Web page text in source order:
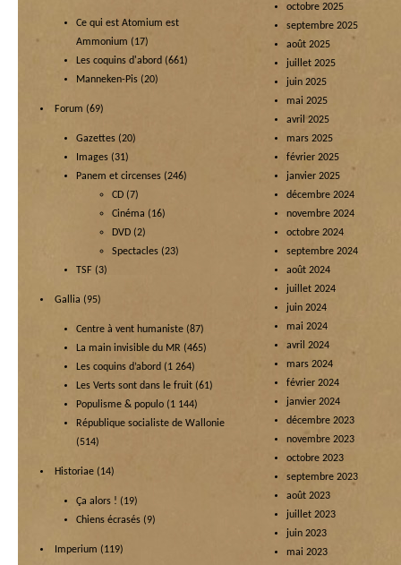
Ce qui est Atomium est
Ammonium (17)
Les coquins d'abord (661)
Manneken-Pis (20)
Forum (69)
Gazettes (20)
Images (31)
Panem et circenses (246)
CD (7)
Cinéma (16)
DVD (2)
Spectacles (23)
TSF (3)
Gallia (95)
Centre à vent humaniste (87)
La main invisible du MR (465)
Les coquins d’abord (1 264)
Les Verts sont dans le fruit (61)
Populisme & populo (1 144)
République socialiste de Wallonie
(514)
Historiae (14)
Ça alors ! (19)
Chiens écrasés (9)
Imperium (119)
octobre 2025
septembre 2025
août 2025
juillet 2025
juin 2025
mai 2025
avril 2025
mars 2025
février 2025
janvier 2025
décembre 2024
novembre 2024
octobre 2024
septembre 2024
août 2024
juillet 2024
juin 2024
mai 2024
avril 2024
mars 2024
février 2024
janvier 2024
décembre 2023
novembre 2023
octobre 2023
septembre 2023
août 2023
juillet 2023
juin 2023
mai 2023